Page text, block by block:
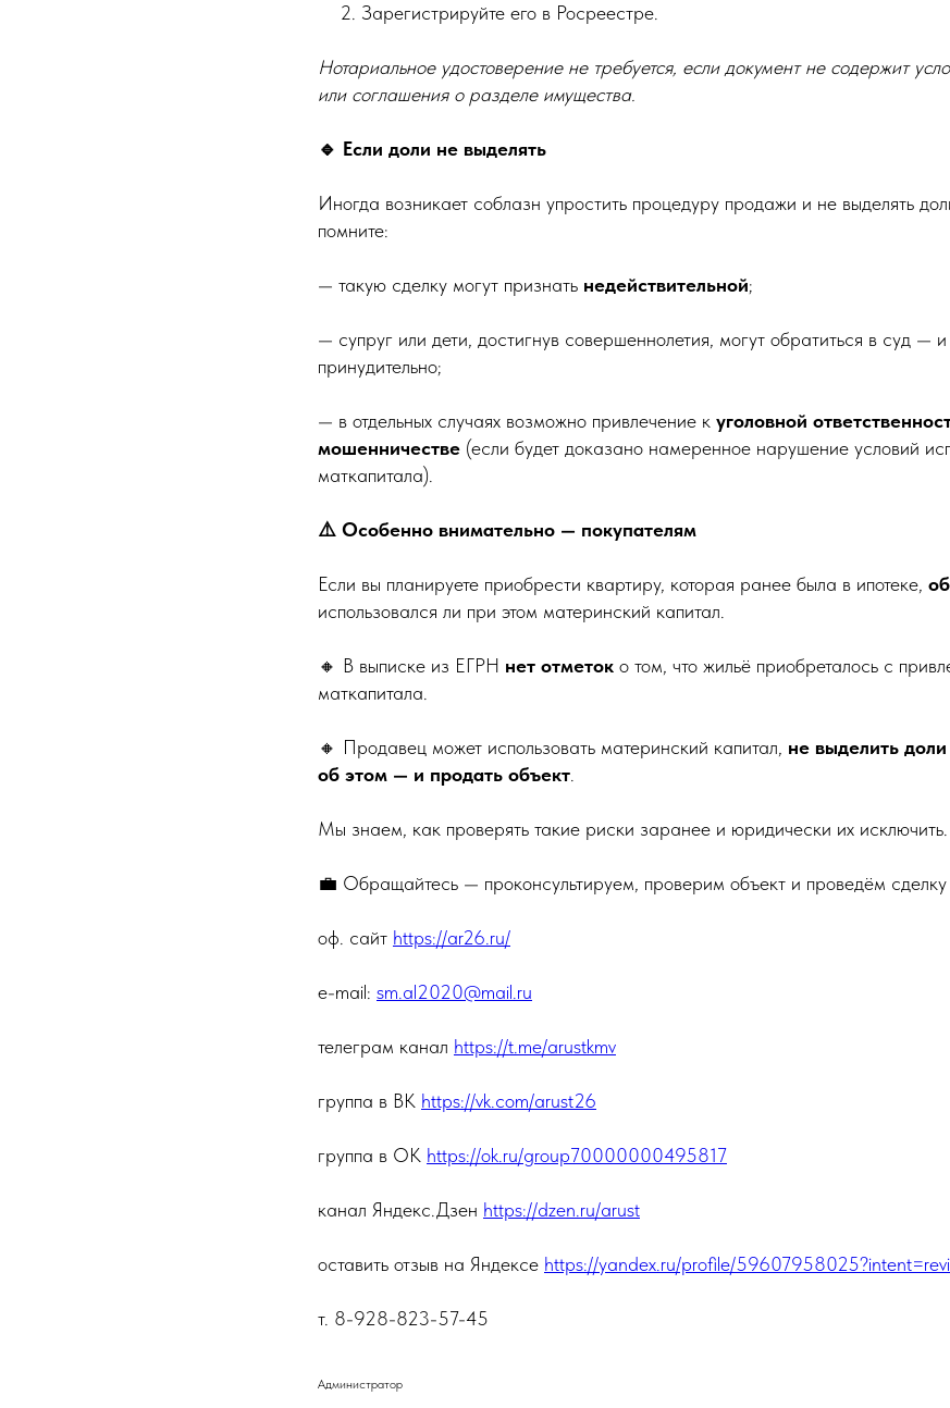
Зарегистрируйте его в Росреестре.
Нотариальное удостоверение не требуется, если документ не содержит
или соглашения о разделе имущества.
🔹 Если доли не выделять
Иногда возникает соблазн упростить процедуру продажи и не выделять
помните:
— такую сделку могут признать недействительной;
— супруг или дети, достигнув совершеннолетия, могут обратиться в суд —
принудительно;
— в отдельных случаях возможно привлечение к уголовной
мошенничестве (если будет доказано намеренное нарушение условий
маткапитала).
⚠️ Особенно внимательно — покупателям
Если вы планируете приобрести квартиру, которая ранее была в ипотеке,
использовался ли при этом материнский капитал.
🔸 В выписке из ЕГРН нет отметок о том, что жильё приобреталось с
маткапитала.
🔸 Продавец может использовать материнский капитал, не выделить
об этом — и продать объект
Мы знаем, как проверять такие риски заранее и юридически их исключить.
💼 Обращайтесь — проконсультируем, проверим объект и проведём сделку
оф. сайт https://ar26.ru/
e-mail: sm.al2020@mail.ru
телеграм канал https://t.me/arustkmv
группа в ВК https://vk.com/arust26
группа в ОК https://ok.ru/group70000000495817
канал Яндекс.Дзен https://dzen.ru/arust
оставить отзыв на Яндексе https://yandex.ru/profile/
т. 8-928-823-57-45
Администратор